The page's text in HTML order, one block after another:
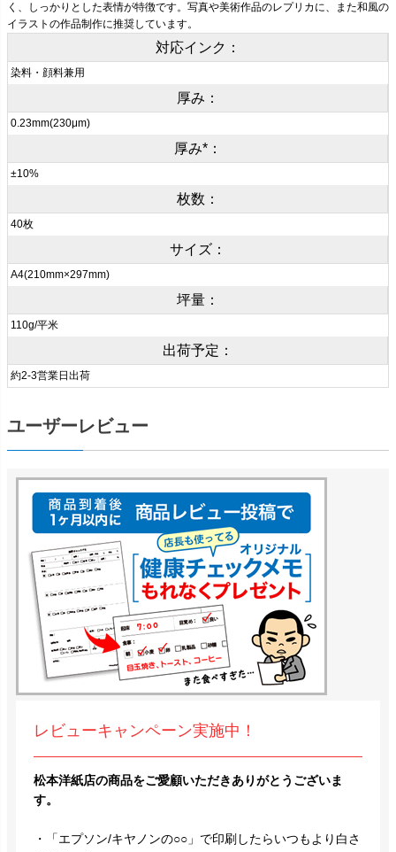
く、しっかりとした表情が特徴です。写真や美術作品のレプリカに、また和風の
イラストの作品制作に推奨しています。
対応インク：
染料・顔料兼用
厚み：
0.23mm(230μm)
厚み*：
±10%
枚数：
40枚
サイズ：
A4(210mm×297mm)
坪量：
110g/平米
出荷予定：
約2-3営業日出荷
ユーザーレビュー
レビューキャンペーン実施中！
松本洋紙店の商品をご愛顧いただきありがとうございま
す。
・「エプソン/キヤノンの○○」で印刷したらいつもより白さ